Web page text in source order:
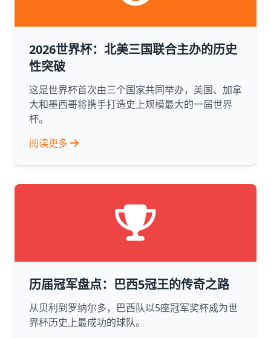
2026世界杯：北美三国联合主办的历史
性突破
这是世界杯首次由三个国家共同举办，美国、加拿
大和墨西哥将携手打造史上规模最大的一届世界
杯。
阅读更多
历届冠军盘点：巴西5冠王的传奇之路
从贝利到罗纳尔多，巴西队以5座冠军奖杯成为世
界杯历史上最成功的球队。